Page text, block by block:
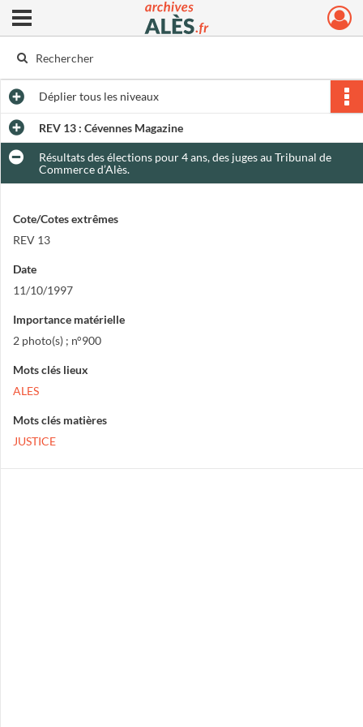
Archives municipales d'Alès
Ouvrir le menu déroulant
Dépliertous les niveaux
REV 13 : Cévennes Magazine
Résultats des élections pour 4 ans, des juges au Tribunal de
Commerce d’Alès.
Cote/Cotes extrêmes
REV 13
Date
11/10/1997
Importance matérielle
2 photo(s) ; n°900
Mots clés lieux
ALES
Mots clés matières
JUSTICE